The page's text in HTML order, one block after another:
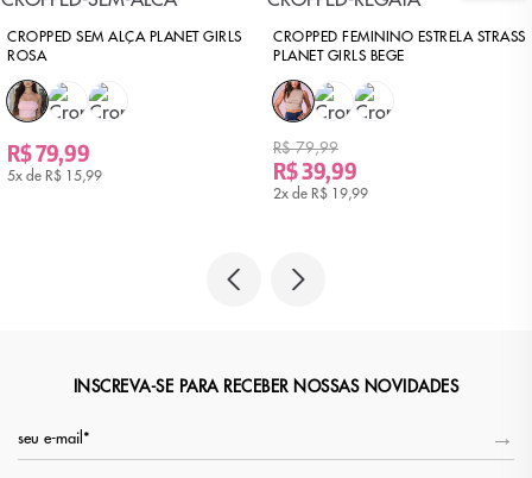
CROPPED SEM ALÇA PLANET GIRLS
ROSA
R$ 79,99
5x de R$ 15,99
CROPPED FEMININO ESTRELA STRASS
PLANET GIRLS BEGE
R$ 79,99
R$ 39,99
2x de R$ 19,99
INSCREVA-SE PARA RECEBER NOSSAS NOVIDADES